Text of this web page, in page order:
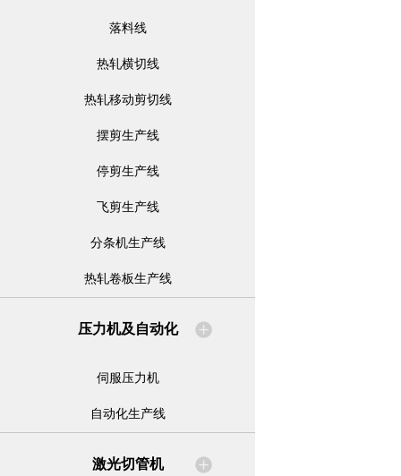
落料线
热轧横切线
热轧移动剪切线
摆剪生产线
停剪生产线
飞剪生产线
分条机生产线
热轧卷板生产线
压力机及自动化
伺服压力机
自动化生产线
激光切管机